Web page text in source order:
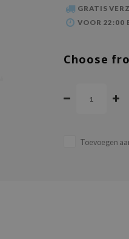
GRATIS
VOOR 22:00
Choose
Toevoegen